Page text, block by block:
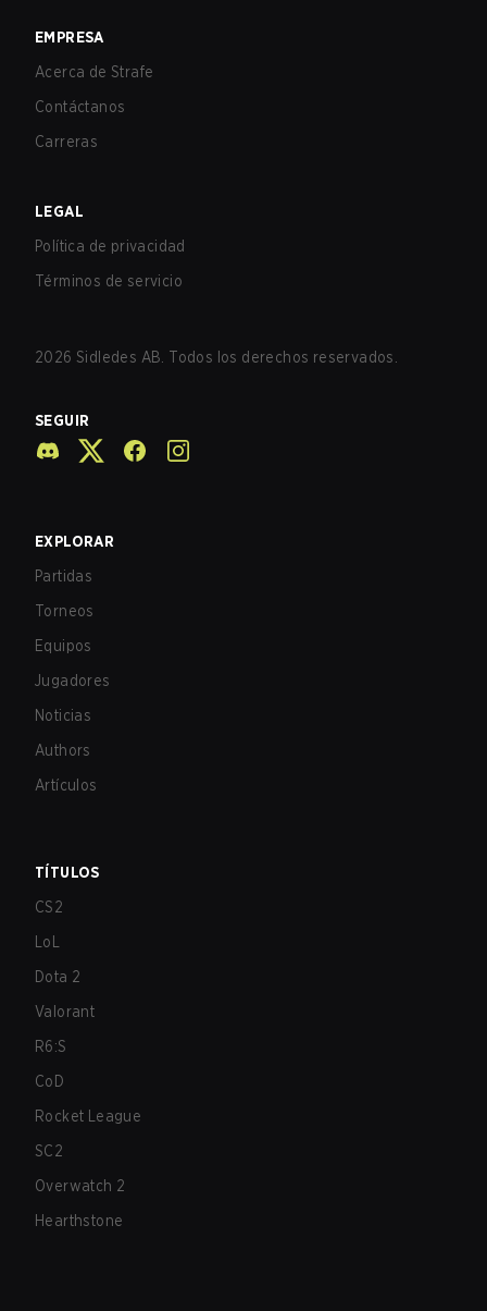
EMPRESA
Acerca de Strafe
Contáctanos
Carreras
LEGAL
Política de privacidad
Términos de servicio
2026 Sidledes AB. Todos los derechos reservados.
SEGUIR
EXPLORAR
Partidas
Torneos
Equipos
Jugadores
Noticias
Authors
Artículos
TÍTULOS
CS2
LoL
Dota 2
Valorant
R6:S
CoD
Rocket League
SC2
Overwatch 2
Hearthstone